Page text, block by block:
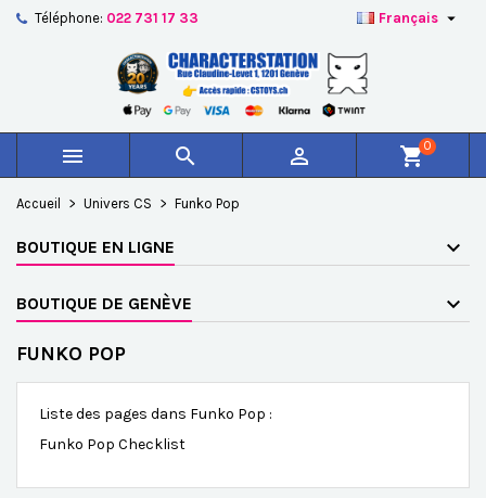
Téléphone: 022 731 17 33 Français 
   shopping_cart0
Accueil Univers CS Funko Pop
BOUTIQUE EN LIGNE
BOUTIQUE DE GENÈVE
FUNKO POP
Liste des pages dans Funko Pop :
Funko Pop Checklist
Créer une nouvelle liste
((confirmMessage))
((cancelText)) ((modalDeleteText))
Nom de la liste d'envies
Annuler
Vous devez être connecté pour ajouter des produits à
votre liste d'envies.